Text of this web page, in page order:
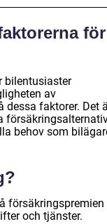
för
bilentusiaster
av
dessa faktorer. Det
behov som
och tjänster.